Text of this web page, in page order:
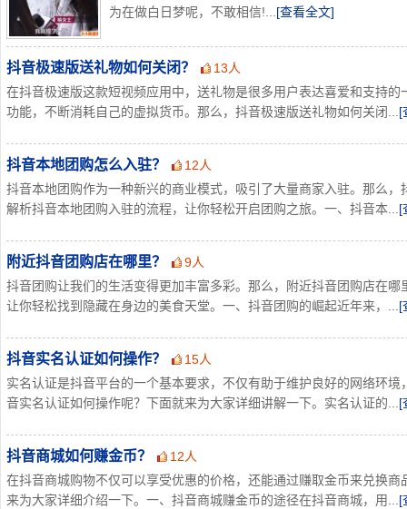
为在做白日梦呢，不敢相信!... [查看全文]
抖音极速版送礼物如何关闭？
13人
在抖音极速版这款短视频应用中，送礼物是很多用户表达喜爱和支持
功能，不断消耗自己的虚拟货币。那么，抖音极速版送礼物如何关闭...[
抖音本地团购怎么入驻？
12人
抖音本地团购作为一种新兴的商业模式，吸引了大量商家入驻。那么
解析抖音本地团购入驻的流程，让你轻松开启团购之旅。一、抖音本...[
附近抖音团购店在哪里？
9人
抖音团购让我们的生活变得更加丰富多彩。那么，附近抖音团购店在
让你轻松找到隐藏在身边的美食天堂。一、抖音团购的崛起近年来，...[
抖音实名认证如何操作？
15人
实名认证是抖音平台的一个基本要求，不仅有助于维护良好的网络环
音实名认证如何操作呢？下面就来为大家详细讲解一下。实名认证的...[
抖音商城如何赚金币？
12人
在抖音商城购物不仅可以享受优惠的价格，还能通过赚取金币来兑换
来为大家详细介绍一下。一、抖音商城赚金币的途径在抖音商城，用...[